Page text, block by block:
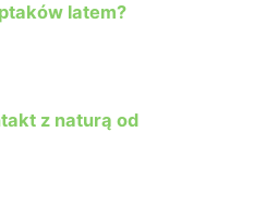
latem?
z naturą od